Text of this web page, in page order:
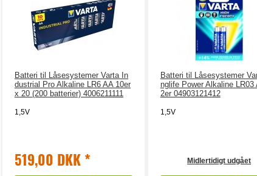
Batteri til Låsesystemer Varta In
dustrial Pro Alkaline LR6 AA 10er
x 20 (200 batterier) 4006211111
1,5V
519,00 DKK *
Batteri til Låsesystemer
nglife Power Alkaline LR03
2er 04903121412
1,5V
Midlertidigt udgået